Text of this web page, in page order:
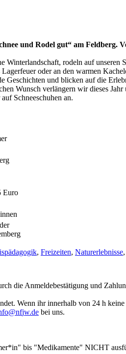
und Rodel gut“ am
Winterlandschaft, rodeln auf
oder an den warmen
Geschichten und blicken auf die
Wunsch verlängern wir dieses
Schneeschuhen an.
Euro
, Freizeiten, Naturerlebnisse,
die Anmeldebestätigung und
Wenn ihr innerhalb von 24 h
fo nfjw.de bei uns.
bis "Medikamente" NICHT